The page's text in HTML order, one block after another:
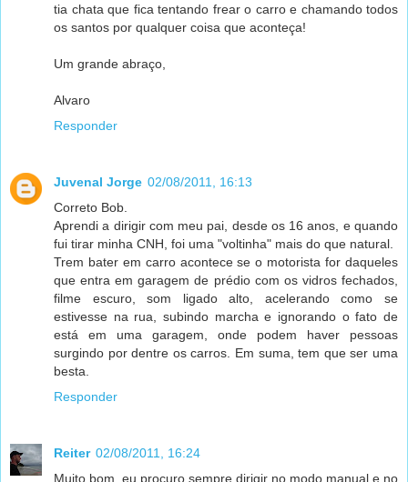
tia chata que fica tentando frear o carro e chamando todos
os santos por qualquer coisa que aconteça!
Um grande abraço,
Alvaro
Responder
Juvenal Jorge 02/08/2011, 16:13
Correto Bob.
Aprendi a dirigir com meu pai, desde os 16 anos, e quando
fui tirar minha CNH, foi uma "voltinha" mais do que natural.
Trem bater em carro acontece se o motorista for daqueles
que entra em garagem de prédio com os vidros fechados,
filme escuro, som ligado alto, acelerando como se
estivesse na rua, subindo marcha e ignorando o fato de
está em uma garagem, onde podem haver pessoas
surgindo por dentre os carros. Em suma, tem que ser uma
besta.
Responder
Reiter 02/08/2011, 16:24
Muito bom, eu procuro sempre dirigir no modo manual,e no